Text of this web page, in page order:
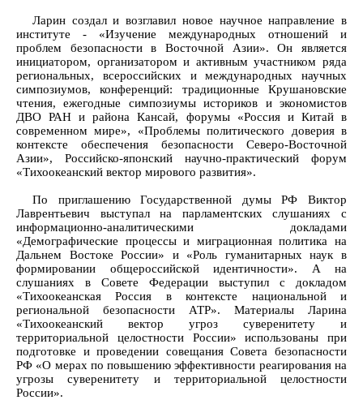
Ларин создал и возглавил новое научное направление в
институте - «Изучение международных отношений и
проблем безопасности в Восточной Азии». Он является
инициатором, организатором и активным участником ряда
региональных, всероссийских и международных научных
симпозиумов, конференций: традиционные Крушановские
чтения, ежегодные симпозиумы историков и экономистов
ДВО РАН и района Кансай, форумы «Россия и Китай в
современном мире», «Проблемы политического доверия в
контексте обеспечения безопасности Северо-Восточной
Азии», Российско-японский научно-практический форум
«Тихоокеанский вектор мирового развития».
По приглашению Государственной думы РФ Виктор
Лаврентьевич выступал на парламентских слушаниях с
информационно-аналитическими докладами
«Демографические процессы и миграционная политика на
Дальнем Востоке России» и «Роль гуманитарных наук в
формировании общероссийской идентичности». А на
слушаниях в Совете Федерации выступил с докладом
«Тихоокеанская Россия в контексте национальной и
региональной безопасности АТР». Материалы Ларина
«Тихоокеанский вектор угроз суверенитету и
территориальной целостности России» использованы при
подготовке и проведении совещания Совета безопасности
РФ «О мерах по повышению эффективности реагирования на
угрозы суверенитету и территориальной целостности
России».